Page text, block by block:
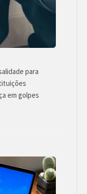
para
em golpes